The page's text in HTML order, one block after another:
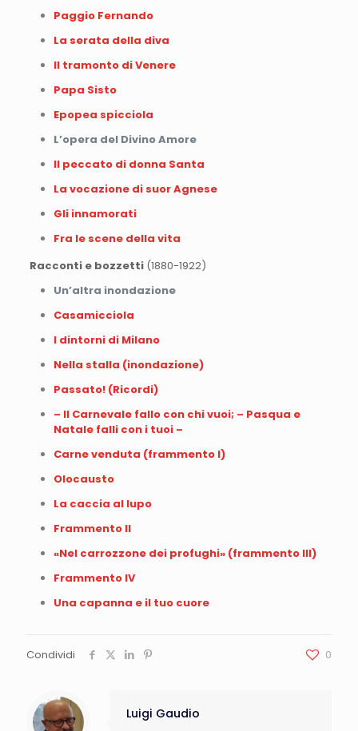
Paggio Fernando
La serata della diva
Il tramonto di Venere
Papa Sisto
Epopea spicciola
L’opera del Divino Amore
Il peccato di donna Santa
La vocazione di suor Agnese
Gli innamorati
Fra le scene della vita
Racconti e bozzetti(1880-1922)
Un’altra inondazione
Casamicciola
I dintorni di Milano
Nella stalla (inondazione)
Passato! (Ricordi)
– Il Carnevale fallo con chi vuoi; – Pasqua e
Natale falli con i tuoi –
Carne venduta (frammento I)
Olocausto
La caccia al lupo
Frammento II
«Nel carrozzone dei profughi» (frammento III)
Frammento IV
Una capanna e il tuo cuore
Condividi 0
Luigi Gaudio